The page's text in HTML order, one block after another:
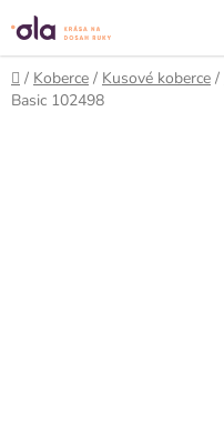
Prejsť
na
obsah
Domov
/ Koberce / Kusové koberce /
Basic 102498